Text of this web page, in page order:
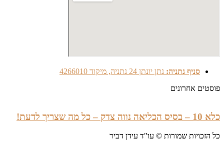
סניף נתניה: נתן יונתן 24 נתניה, מיקוד 4266010
פוסטים אחרונים
כלא 10 – בסיס הכליאה נווה צדק – כל מה שצריך לדעת!
כל הזכויות שמורות © עו"ד עידן דביר